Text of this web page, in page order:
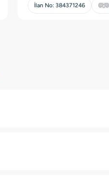
İlan No: 384371246